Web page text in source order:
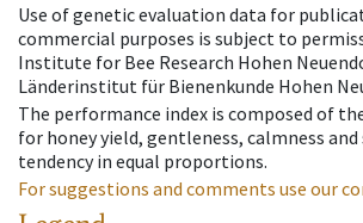
Use of genetic evaluation data for
commercial purposes is subject to
Institute for Bee Research Hohen
Länderinstitut für Bienenkunde Hohen
The performance index is composed of
for honey yield, gentleness, calmness
tendency in equal proportions.
For suggestions and comments use our